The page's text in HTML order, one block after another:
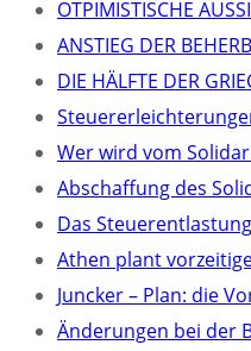
OTPIMISTISCHE
ANSTIEG DER
DIE HÄLFTE DER
Wer wird vom
Abschaffung des
Das
Athen plant
Juncker – Plan: die
Änderungen bei der